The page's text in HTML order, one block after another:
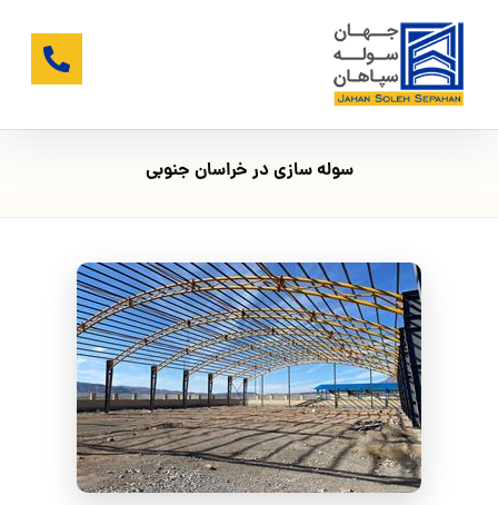
سوله سازی در خراسان جنوبی